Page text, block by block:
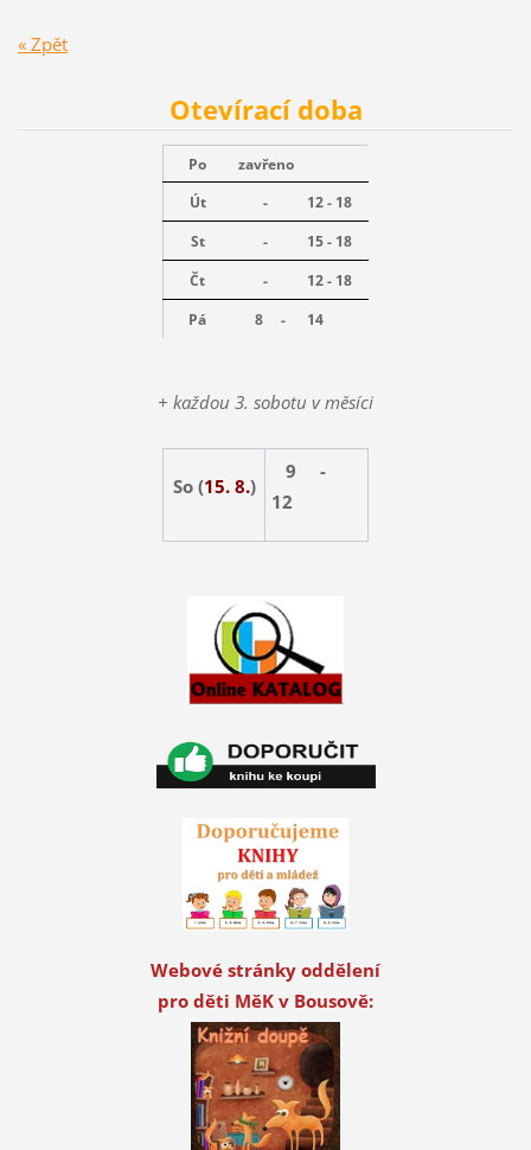
« Zpět
Otevírací doba
Po
zavřeno
Út
-
12 - 18
St
-
15 - 18
Čt
-
12 - 18
Pá
8 - 14
+ každou 3. sobotu v měsíci
So (15. 8.)
9 -
12
Webové stránky oddělení
pro děti MěK v Bousově: